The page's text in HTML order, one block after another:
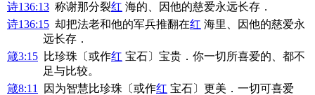
诗136:13 称谢那分裂红 海的、因他的慈爱永远长存．
诗136:15 却把法老和他的军兵推翻在红 海里、因他的慈爱永
远长存．
箴3:15 比珍珠〔或作红 宝石〕宝贵．你一切所喜爱的、都不
足与比较。
箴8:11
因为智慧比珍珠〔或作红 宝石〕更美．一切可喜爱